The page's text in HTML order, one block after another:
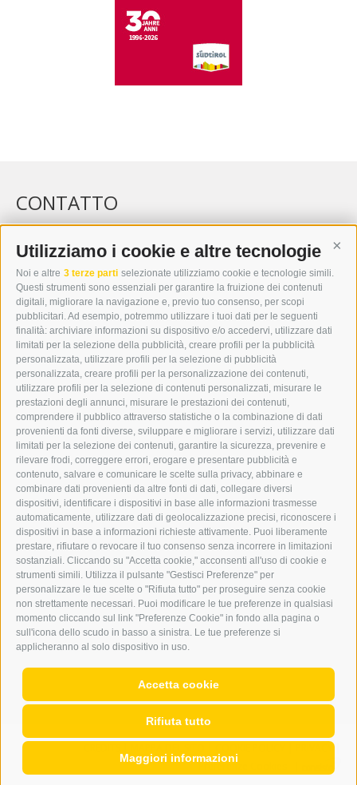
Utilizziamo i cookie e altre tecnologie
Noi e altre 3 terze parti selezionate utilizziamo cookie e tecnologie simili.
Questi strumenti sono essenziali per garantire la fruizione dei contenuti
digitali, migliorare la navigazione e, previo tuo consenso, per scopi
pubblicitari. Ad esempio, potremmo utilizzare i tuoi dati per le seguenti
finalità: archiviare informazioni su dispositivo e/o accedervi, utilizzare dati
limitati per la selezione della pubblicità, creare profili per la pubblicità
personalizzata, utilizzare profili per la selezione di pubblicità
personalizzata, creare profili per la personalizzazione dei contenuti,
utilizzare profili per la selezione di contenuti personalizzati, misurare le
prestazioni degli annunci, misurare le prestazioni dei contenuti,
comprendere il pubblico attraverso statistiche o la combinazione di dati
provenienti da fonti diverse, sviluppare e migliorare i servizi, utilizzare dati
limitati per la selezione dei contenuti, garantire la sicurezza, prevenire e
rilevare frodi, correggere errori, erogare e presentare pubblicità e
contenuto, salvare e comunicare le scelte sulla privacy, abbinare e
combinare dati provenienti da altre fonti di dati, collegare diversi
dispositivi, identificare i dispositivi in base alle informazioni trasmesse
automaticamente, utilizzare dati di geolocalizzazione precisi, riconoscere i
dispositivi in base a informazioni richieste attivamente. Puoi liberamente
prestare, rifiutare o revocare il tuo consenso senza incorrere in limitazioni
sostanziali. Cliccando su "Accetta cookie," acconsenti all'uso di cookie e
strumenti simili. Utilizza il pulsante "Gestisci Preferenze" per
personalizzare le tue scelte o "Rifiuta tutto" per proseguire senza cookie
non strettamente necessari. Puoi modificare le tue preferenze in qualsiasi
momento cliccando sul link "Preferenze Cookie" in fondo alla pagina o
sull'icona dello scudo in basso a sinistra. Le tue preferenze si
applicheranno al solo dispositivo in uso.
Accetta cookie
Rifiuta tutto
Maggiori informazioni
CONTATTO
WIPP-MEDIA GMBH
DER ERKER
I-39049 VIPITENO
TEL.: +39 0472 766876
GRAFIK@DERERKER.IT
INFO@DERERKER.IT
BARBARA.FONTANA@DERERKER.IT
ERKER
PUBBLICITÀ NELL’ERKER
PUBBLICITÀ ONLINE
ADDEBITO DIRETTO SEPA
REGOLAMENTO COMMENTI
ONLINE VOTING
SERVICE
EVENTI
ANNUNCI
LINK UTILI
METEO
WEBCAM
VIDEO
NECROLOGI
|
Preferenze Cookies